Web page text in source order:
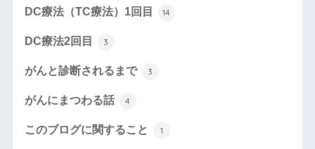
DC療法（TC療法）1回目 14
DC療法2回目 3
がんと診断されるまで 3
がんにまつわる話 4
このブログに関すること 1